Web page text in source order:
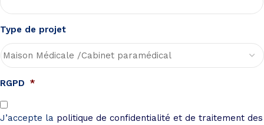
Type de projet
RGPD *
J’accepte la politique de confidentialité et de traitement des